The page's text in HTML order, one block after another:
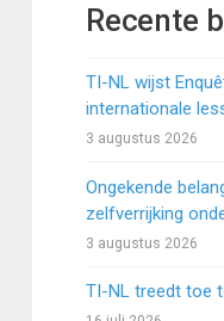
Recente
TI-NL wijst
internationale
3 augustus 2026
Ongekende
zelfverrijking
3 augustus 2026
TI-NL treedt toe